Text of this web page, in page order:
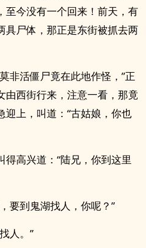
至今没有一个回来！前天，有
具尸体，那正是东街被抓去两
非活僵尸竟在此地作怪，”正
由西街行来，注意一看，那竟
迎上，叫道：“古姑娘，你也
高兴道：“陆兄，你到这里
要到鬼湖找人，你呢？”
人。”